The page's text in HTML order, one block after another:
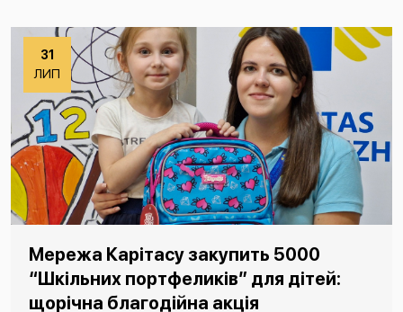
31
ЛИП
Мережа Карітасу закупить 5000
“Шкільних портфеликів” для дітей:
щорічна благодійна акція